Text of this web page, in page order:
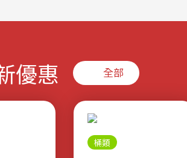
優惠 全部
桶類